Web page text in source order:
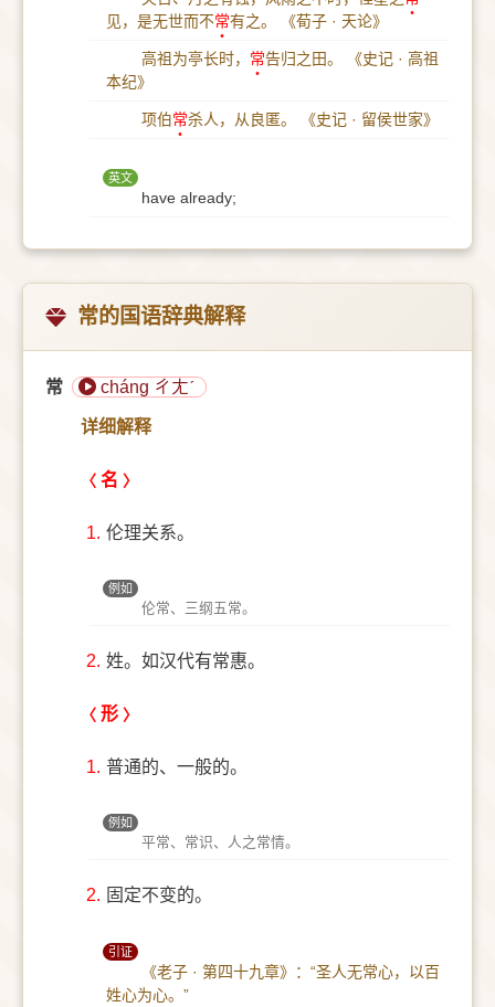
见，是无世而不常有之。 《荀子 · 天论》
高祖为亭长时， 常告归之田。
《史记 · 高祖
本纪》
项伯常杀人，从良匿。 《史记 · 留侯世家》
英文
have already;
常的国语辞典解释
常 cháng ㄔㄤˊ
详细解释
名
1. 伦理关系。
例如
伦常、三纲五常。
2. 姓。如汉代有常惠。
形
1. 普通的、一般的。
例如
平常、常识、人之常情。
2. 固定不变的。
引证
《老子 · 第四十九章》：“圣人无常心，以百
姓心为心。”